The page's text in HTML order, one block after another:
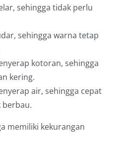
sehingga tidak perlu
sehingga warna tetap
kotoran, sehingga
kering.
air, sehingga cepat
berbau.
memiliki kekurangan